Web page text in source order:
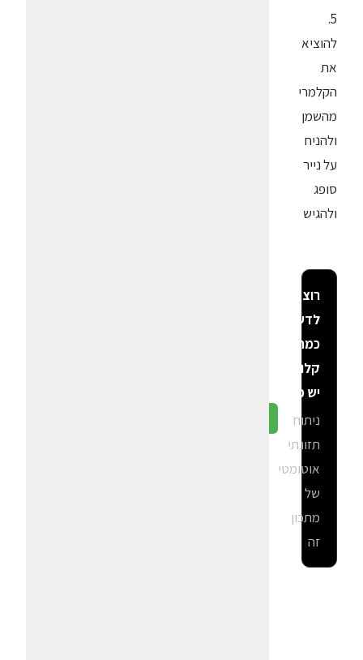
5.
להוציא
את
הקלמרי
מהשמן
ולהניח
על נייר
סופג
ולהגיש
רוצה
לדעת
כמה
קלוריות
יש פה?
ניתוח
תזונתי
אוטומטי
של
מתכון
זה